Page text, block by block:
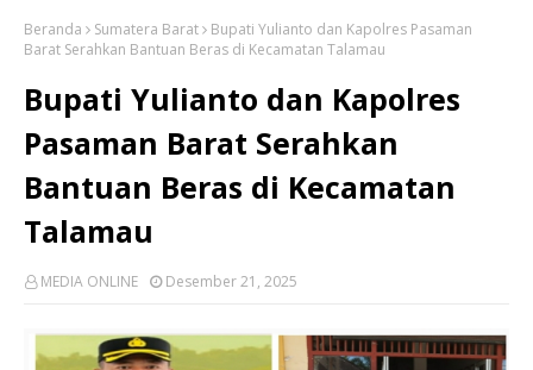
Beranda Sumatera Barat
Bupati Yulianto dan Kapolres Pasaman
Barat Serahkan Bantuan Beras di Kecamatan Talamau
Bupati Yulianto dan Kapolres
Pasaman Barat Serahkan
Bantuan Beras di Kecamatan
Talamau
MEDIA ONLINE Desember 21, 2025